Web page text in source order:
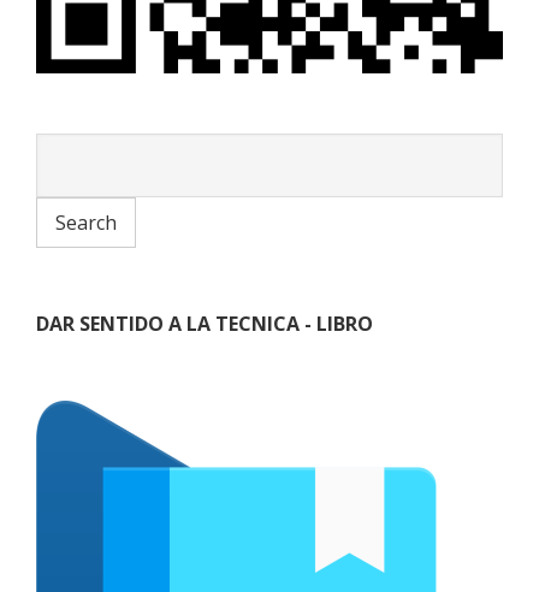
DAR SENTIDO A LA TECNICA - LIBRO